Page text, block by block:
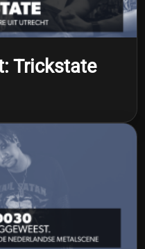
Trickstate